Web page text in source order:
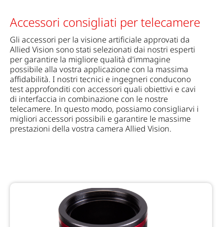
Accessori consigliati per telecamere
Gli accessori per la visione artificiale approvati da
Allied Vision sono stati selezionati dai nostri esperti
per garantire la migliore qualità d'immagine
possibile alla vostra applicazione con la massima
affidabilità. I nostri tecnici e ingegneri conducono
test approfonditi con accessori quali obiettivi e cavi
di interfaccia in combinazione con le nostre
telecamere. In questo modo, possiamo consigliarvi i
migliori accessori possibili e garantire le massime
prestazioni della vostra camera Allied Vision.